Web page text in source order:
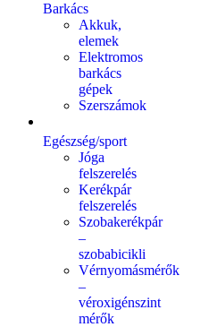
Barkács
Akkuk,
elemek
Elektromos
barkács
gépek
Szerszámok
Egészség/sport
Jóga
felszerelés
Kerékpár
felszerelés
Szobakerékpár
–
szobabicikli
Vérnyomásmérők
–
véroxigénszint
mérők